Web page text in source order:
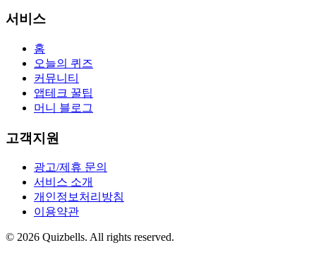
서비스
홈
오늘의 퀴즈
커뮤니티
앱테크 꿀팁
머니 블로그
고객지원
광고/제휴 문의
서비스 소개
개인정보처리방침
이용약관
© 2026 Quizbells. All rights reserved.